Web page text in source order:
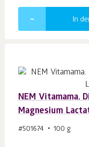
In
NEM Vitamama.
Magnesium
#501674 100 g